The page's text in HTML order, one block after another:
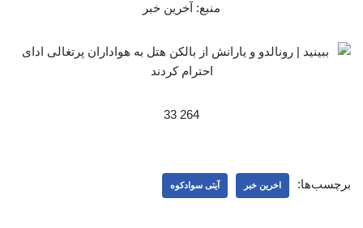
منبع: آخرین خبر
264 33
برچسب‌ها: اخرین خبر آیتی سوادکوه